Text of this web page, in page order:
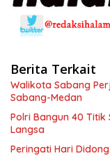
Berita Terkait
Walikota Sabang
Sabang-Medan
Polri Bangun 40
Langsa
Peringati Hari